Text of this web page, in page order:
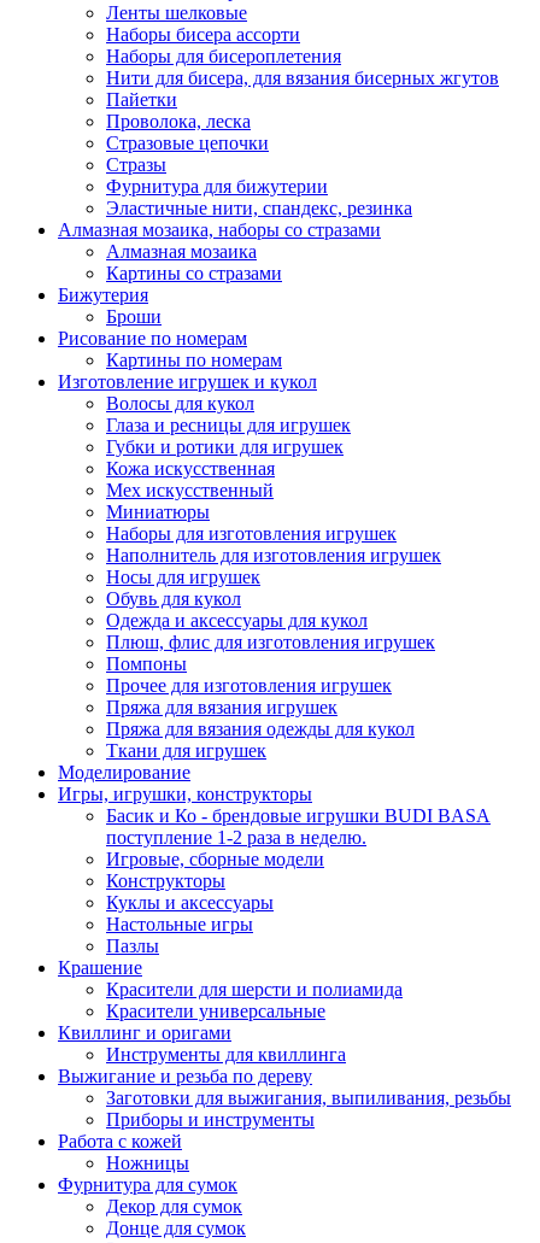
Ленты шелковые
Наборы бисера ассорти
Наборы для бисероплетения
Нити для бисера, для вязания бисерных жгутов
Пайетки
Проволока, леска
Стразовые цепочки
Стразы
Фурнитура для бижутерии
Эластичные нити, спандекс, резинка
Алмазная мозаика, наборы со стразами
Алмазная мозаика
Картины co стразами
Бижутерия
Броши
Рисование по номерам
Картины по номерам
Изготовление игрушек и кукол
Волосы для кукол
Глаза и ресницы для игрушек
Губки и ротики для игрушек
Кожа искусственная
Мех искусственный
Миниатюры
Наборы для изготовления игрушек
Наполнитель для изготовления игрушек
Носы для игрушек
Обувь для кукол
Одежда и аксессуары для кукол
Плюш, флис для изготовления игрушек
Помпоны
Прочее для изготовления игрушек
Пряжа для вязания игрушек
Пряжа для вязания одежды для кукол
Ткани для игрушек
Моделирование
Игры, игрушки, конструкторы
Басик и Ко - брендовые игрушки BUDI BASA
поступление 1-2 раза в неделю.
Игровые, сборные модели
Конструкторы
Куклы и аксессуары
Настольные игры
Пазлы
Крашение
Красители для шерсти и полиамида
Красители универсальные
Квиллинг и оригами
Инструменты для квиллинга
Выжигание и резьба по дереву
Заготовки для выжигания, выпиливания, резьбы
Приборы и инструменты
Работа с кожей
Ножницы
Фурнитура для сумок
Декор для сумок
Донце для сумок